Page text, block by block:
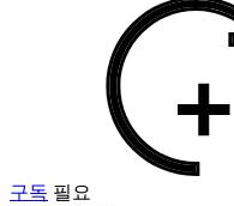
구독 필요